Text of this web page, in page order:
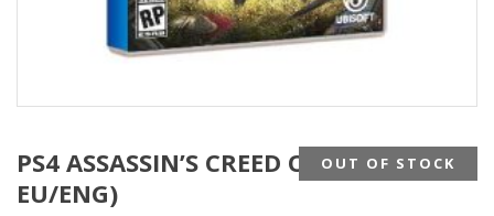
PS4 ASSASSIN’S CREED ODYSSEY (REG2
EU/ENG)
OUT OF STOCK